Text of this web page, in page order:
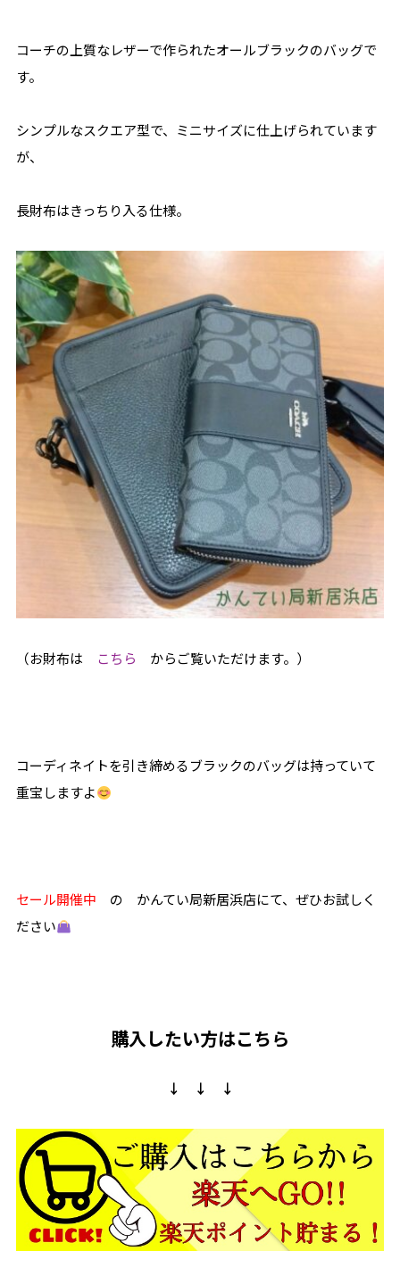
コーチの上質なレザーで作られたオールブラックのバッグで
す。
シンプルなスクエア型で、ミニサイズに仕上げられています
が、
長財布はきっちり入る仕様。
（お財布は こちら からご覧いただけます。）
コーディネイトを引き締めるブラックのバッグは持っていて
重宝しますよ
セール開催中 の
かんてい局新居浜店にて、ぜひお試しく
ださい
購入したい方はこちら
↓ ↓ ↓